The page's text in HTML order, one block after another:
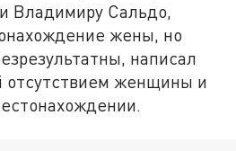
Владимиру Сальдо,
жены, но
написал
отсутствием женщины и